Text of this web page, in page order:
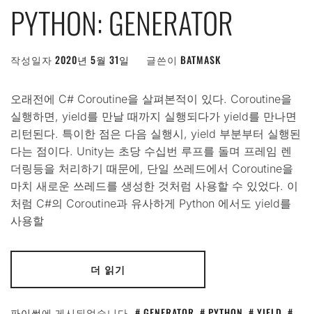
PYTHON: GENERATOR
작성일자 2020년 5월 31일 글쓴이 BATMASK
오래전에 C# Coroutine을 살펴본적이 있다. Coroutine을
실행하면, yield를 만날 때까지 실행되다가 yield를 만나면
리턴된다. 특이한 점은 다음 실행시, yield 부분부터 실행된
다는 점이다. Unity는 초당 수십번 루프를 돌며 프레임 렌
더링등을 처리하기 때문에, 단일 쓰레드에서 Coroutine을
마치 새로운 쓰레드를 생성한 것처럼 사용할 수 있었다. 이
처럼 C#의 Coroutine과 유사하게 Python 에서도 yield를
사용할
더 읽기